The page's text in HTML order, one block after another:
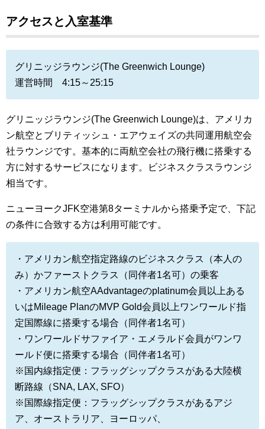
アクセスと入室基準
グリニッジラウンジ(The Greenwich Lounge)
運営時間 4:15～25:15
グリニッジラウンジ(The Greenwich Lounge)は、アメリカ
ン航空とブリティッシュ・エアウェイズの共同運用航空会
社ラウンジです。基本的に両航空会社の飛行機に搭乗する
方に対するサービスになります。ビジネスクラスラウンジ
相当です。
ニューヨークJFK空港第8ターミナルから搭乗予定で、下記
の条件に合致する方は利用可能です。
・アメリカン航空指定路線のビジネスクラス（本人の
み）かファーストクラス（同伴者1名可）の乗客
・アメリカン航空AAdvantageのplatinum会員以上ある
いはMileage PlanのMVP Gold会員以上ワンワールド指
定国際線に搭乗する場合（同伴者1名可）
・ワンワールドサファイア・エメラルド会員がワンワ
ールド便に搭乗する場合（同伴者1名可）
※国内線指定便：フラッグシップクラスがある大陸横
断路線（SNA, LAX, SFO）
※国際線指定便：フラッグシップクラスがあるアジ
ア、オーストラリア、ヨーロッパ、